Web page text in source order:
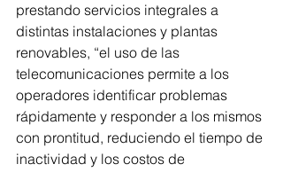
prestando servicios integrales a
distintas instalaciones y plantas
renovables, “el uso de las
telecomunicaciones permite a los
operadores identificar problemas
rápidamente y responder a los mismos
con prontitud, reduciendo el tiempo de
inactividad y los costos de